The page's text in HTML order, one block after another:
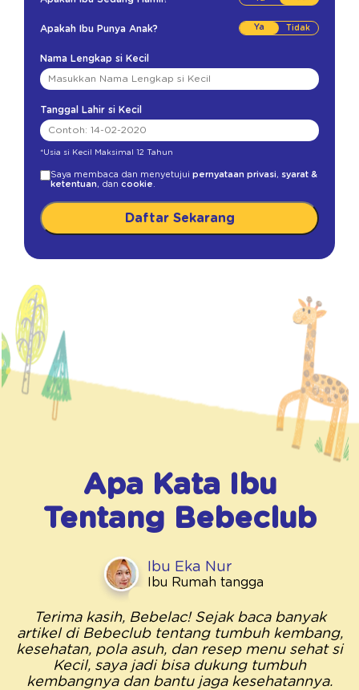
Apakah Ibu Punya Anak? Ya
Nama Lengkap si Kecil
Tanggal Lahir si Kecil
*Usia si Kecil Maksimal 12 Tahun
Saya membaca dan menyetujui pernyataan privasi, syarat &
ketentuan, dan cookie.
Daftar Sekarang
Apa Kata Ibu
Tentang Bebeclub
Ibu Eka Nur
Ibu Rumah tangga
Terima kasih, Bebelac! Sejak baca banyak
artikel di Bebeclub tentang tumbuh kembang,
kesehatan, pola asuh, dan resep menu sehat si
Kecil, saya jadi bisa dukung tumbuh
kembangnya dan bantu jaga kesehatannya.